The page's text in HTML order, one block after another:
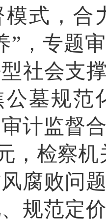
式， 合
”，专题
社会支
墓规范
计监督
，检察
腐败问
规范定